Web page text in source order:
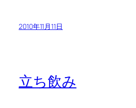
2010年11月11日
立ち飲み